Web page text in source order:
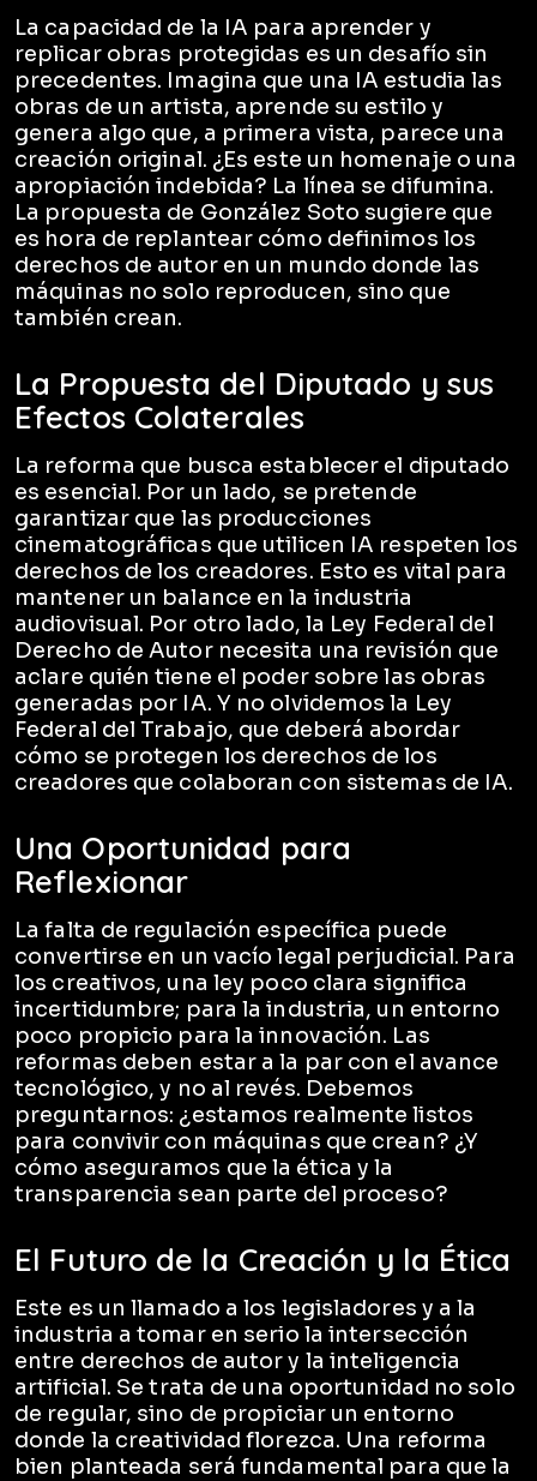
La capacidad de la IA para aprender y
replicar obras protegidas es un desafío sin
precedentes. Imagina que una IA estudia las
obras de un artista, aprende su estilo y
genera algo que, a primera vista, parece una
creación original. ¿Es este un homenaje o una
apropiación indebida? La línea se difumina.
La propuesta de González Soto sugiere que
es hora de replantear cómo definimos los
derechos de autor en un mundo donde las
máquinas no solo reproducen, sino que
también crean.
La Propuesta del Diputado y sus
Efectos Colaterales
La reforma que busca establecer el diputado
es esencial. Por un lado, se pretende
garantizar que las producciones
cinematográficas que utilicen IA respeten los
derechos de los creadores. Esto es vital para
mantener un balance en la industria
audiovisual. Por otro lado, la Ley Federal del
Derecho de Autor necesita una revisión que
aclare quién tiene el poder sobre las obras
generadas por IA. Y no olvidemos la Ley
Federal del Trabajo, que deberá abordar
cómo se protegen los derechos de los
creadores que colaboran con sistemas de IA.
Una Oportunidad para
Reflexionar
La falta de regulación específica puede
convertirse en un vacío legal perjudicial. Para
los creativos, una ley poco clara significa
incertidumbre; para la industria, un entorno
poco propicio para la innovación. Las
reformas deben estar a la par con el avance
tecnológico, y no al revés. Debemos
preguntarnos: ¿estamos realmente listos
para convivir con máquinas que crean? ¿Y
cómo aseguramos que la ética y la
transparencia sean parte del proceso?
El Futuro de la Creación y la Ética
Este es un llamado a los legisladores y a la
industria a tomar en serio la intersección
entre derechos de autor y la inteligencia
artificial. Se trata de una oportunidad no solo
de regular, sino de propiciar un entorno
donde la creatividad florezca. Una reforma
bien planteada será fundamental para que la